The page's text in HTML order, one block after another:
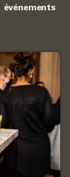
événements